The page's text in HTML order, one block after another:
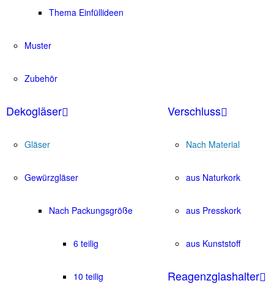
Thema Einfüllideen
Muster
Zubehör
Dekogläser
Gläser
Gewürzgläser
Nach Packungsgröße
6 teilig
10 teilig
Verschluss
Nach Material
aus Naturkork
aus Presskork
aus Kunststoff
Reagenzglashalter